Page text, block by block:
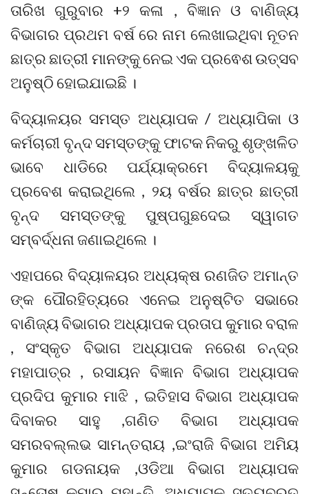
ତାରିଖ ଗୁରୁବାର +୨ କଳା , ବିଜ୍ଞାନ ଓ ବାଣିଜ୍ୟ
ବିଭାଗର ପ୍ରଥମ ବର୍ଷ ରେ ନାମ ଲେଖାଇଥିବା ନୂତନ
ଛାତ୍ର ଛାତ୍ରୀ ମାନଙ୍କୁ ନେଇ ଏକ ପ୍ରଵେଶ ଉତ୍ସବ
ଅନୁଷ୍ଠି ହୋଇଯାଇଛି ।
ବିଦ୍ୟାଳୟର ସମସ୍ତ ଅଧ୍ୟାପକ / ଅଧ୍ୟାପିକା ଓ
କର୍ମଚାରୀ ବୃନ୍ଦ ସମସ୍ତଙ୍କୁ ଫାଟକ ନିକରୁ ଶୃଙ୍ଖଳିତ
ଭାବେ ଧାଡିରେ ପର୍ଯ୍ୟାକ୍ରମେ ବିଦ୍ୟାଳୟକୁ
ପ୍ରବେଶ କରାଇଥିଲେ , ୨ୟ ବର୍ଷର ଛାତ୍ର ଛାତ୍ରୀ
ବୃନ୍ଦ ସମସ୍ତଙ୍କୁ ପୁଷ୍ପଗୁଛଦେଇ ସ୍ୱାଗତ
ସମ୍ବର୍ଦ୍ଧନା ଜଣାଇଥିଲେ ।
ଏହାପରେ ବିଦ୍ୟାଳୟର ଅଧ୍ୟକ୍ଷ ରଣଜିତ ଅମାନ୍ତ
ଙ୍କ ପୌରହିତ୍ୟରେ ଏନେଇ ଅନୁଷ୍ଟିତ ସଭାରେ
ବାଣିଜ୍ୟ ବିଭାଗର ଅଧ୍ୟାପକ ପ୍ରତାପ କୁମାର ବରାଳ
, ସଂସ୍କୃତ ବିଭାଗ ଅଧ୍ୟାପକ ନରେଶ ଚନ୍ଦ୍ର
ମହାପାତ୍ର , ରସାୟନ ବିଜ୍ଞାନ ବିଭାଗ ଅଧ୍ୟାପକ
ପ୍ରଦିପ କୁମାର ମାଝି , ଇତିହାସ ବିଭାଗ ଅଧ୍ୟାପକ
ଦିବାକର ସାହୁ ,ଗଣିତ ବିଭାଗ ଅଧ୍ୟାପକ
ସମରବଲ୍ଲଭ ସାମନ୍ତରାୟ ,ଇଂରାଜି ବିଭାଗ ଅମିୟ
କୁମାର ଗଡନାୟକ ,ଓଡିଆ ବିଭାଗ ଅଧ୍ୟାପକ